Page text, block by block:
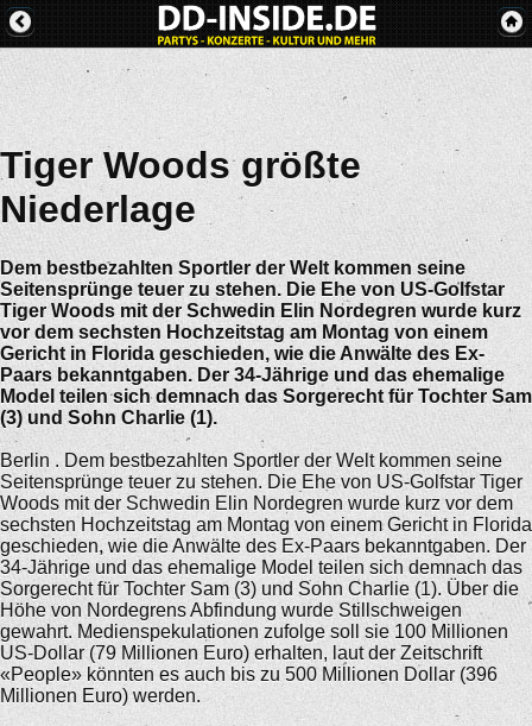
Tiger Woods größte
Niederlage
Dem bestbezahlten Sportler der Welt kommen seine
Seitensprünge teuer zu stehen. Die Ehe von US-Golfstar
Tiger Woods mit der Schwedin Elin Nordegren wurde kurz
vor dem sechsten Hochzeitstag am Montag von einem
Gericht in Florida geschieden, wie die Anwälte des Ex-
Paars bekanntgaben. Der 34-Jährige und das ehemalige
Model teilen sich demnach das Sorgerecht für Tochter Sam
(3) und Sohn Charlie (1).
Berlin . Dem bestbezahlten Sportler der Welt kommen seine
Seitensprünge teuer zu stehen. Die Ehe von US-Golfstar Tiger
Woods mit der Schwedin Elin Nordegren wurde kurz vor dem
sechsten Hochzeitstag am Montag von einem Gericht in Florida
geschieden, wie die Anwälte des Ex-Paars bekanntgaben. Der
34-Jährige und das ehemalige Model teilen sich demnach das
Sorgerecht für Tochter Sam (3) und Sohn Charlie (1). Über die
Höhe von Nordegrens Abfindung wurde Stillschweigen
gewahrt. Medienspekulationen zufolge soll sie 100 Millionen
US-Dollar (79 Millionen Euro) erhalten, laut der Zeitschrift
«People» könnten es auch bis zu 500 Millionen Dollar (396
Millionen Euro) werden.